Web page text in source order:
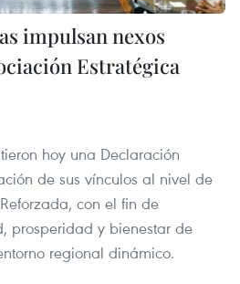
impulsan nexos
Estratégica
hoy una Declaración
de sus vínculos al nivel de
con el fin de
prosperidad y bienestar de
regional dinámico.